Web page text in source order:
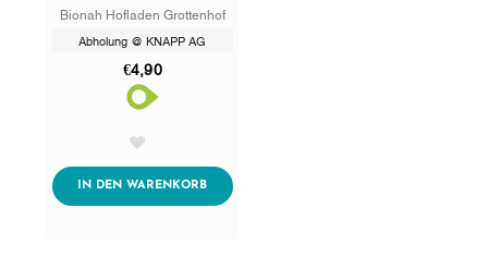
EEREN
Bionah Hofladen Grottenhof
Abholung @ KNAPP AG
€4,90
IN DEN WARENKORBADDTOCART